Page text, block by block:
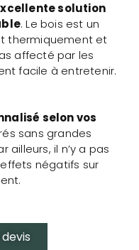
solution
. Le bois est un
thermiquement et
affecté par les
facile à entretenir.
selon vos
sans grandes
ailleurs, il n’y a pas
négatifs sur